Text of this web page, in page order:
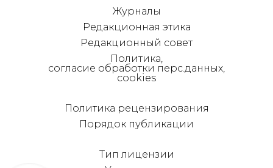
Журналы
Редакционная этика
Редакционный совет
Политика,
согласие обработки перс.данных,
cookies
Политика рецензирования
Порядок публикации
Тип лицензии